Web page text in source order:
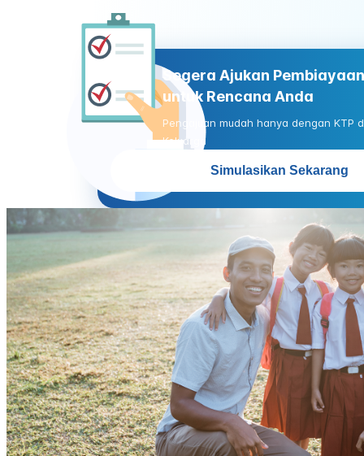
Segera Ajukan
untuk Rencana Anda
Pengajuan mudah hanya dengan KTP
Keluarga
Simulasikan Sekarang